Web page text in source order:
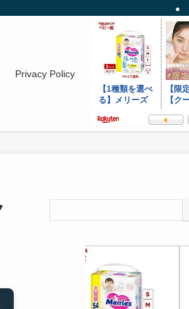
Privacy Policy